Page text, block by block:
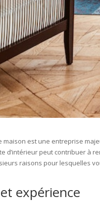
maison est une entreprise
d’intérieur peut contribuer à
raisons pour lesquelles
expérience